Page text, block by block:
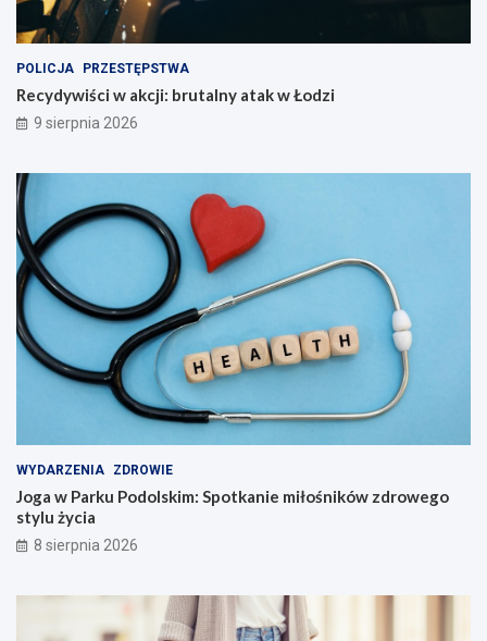
POLICJA PRZESTĘPSTWA
Recydywiści w akcji: brutalny atak w Łodzi
9 sierpnia 2026
WYDARZENIA ZDROWIE
Joga w Parku Podolskim: Spotkanie miłośników zdrowego
stylu życia
8 sierpnia 2026